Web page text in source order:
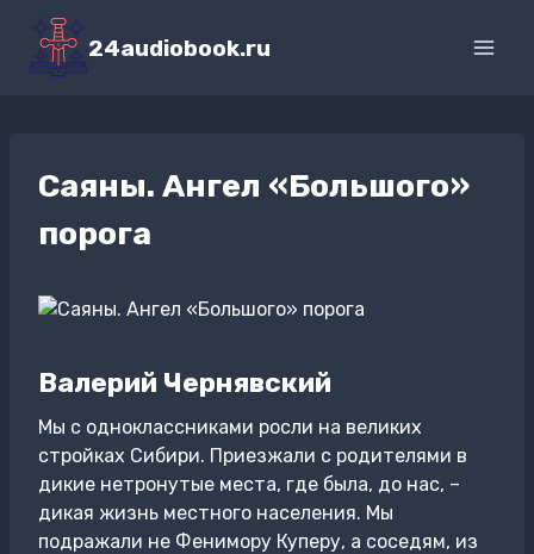
Перейти
содержимому
24audiobook.ru
Саяны. Ангел «Большого»
порога
Валерий Чернявский
Мы с одноклассниками росли на великих
стройках Сибири. Приезжали с родителями в
дикие нетронутые места, где была, до нас, –
дикая жизнь местного населения. Мы
подражали не Фенимору Куперу, а соседям, из